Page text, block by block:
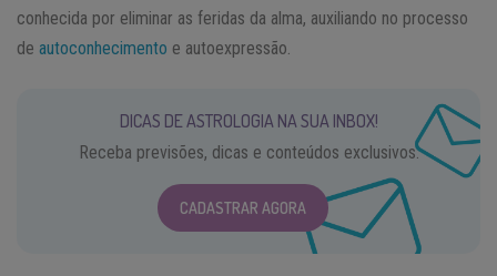
conhecida por eliminar as feridas da alma, auxiliando no processo
de autoconhecimento e autoexpressão.
DICAS DE ASTROLOGIA NA SUA INBOX!
Receba previsões, dicas e conteúdos exclusivos.
CADASTRAR AGORA